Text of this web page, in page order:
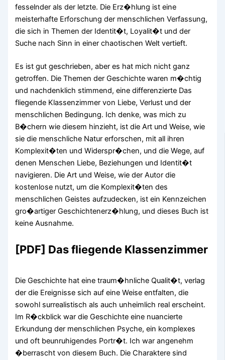
fesselnder als der letzte. Die Erz�hlung ist eine
meisterhafte Erforschung der menschlichen Verfassung,
die sich in Themen der Identit�t, Loyalit�t und der
Suche nach Sinn in einer chaotischen Welt vertieft.
Es ist gut geschrieben, aber es hat mich nicht ganz
getroffen. Die Themen der Geschichte waren m�chtig
und nachdenklich stimmend, eine differenzierte Das
fliegende Klassenzimmer von Liebe, Verlust und der
menschlichen Bedingung. Ich denke, was mich zu
B�chern wie diesem hinzieht, ist die Art und Weise, wie
sie die menschliche Natur erforschen, mit all ihren
Komplexit�ten und Widerspr�chen, und die Wege, auf
denen Menschen Liebe, Beziehungen und Identit�t
navigieren. Die Art und Weise, wie der Autor die
kostenlose nutzt, um die Komplexit�ten des
menschlichen Geistes aufzudecken, ist ein Kennzeichen
gro�artiger Geschichtenerz�hlung, und dieses Buch ist
keine Ausnahme.
[PDF] Das fliegende Klassenzimmer
Die Geschichte hat eine traum�hnliche Qualit�t, verlag
der die Ereignisse sich auf eine Weise entfalten, die
sowohl surrealistisch als auch unheimlich real erscheint.
Im R�ckblick war die Geschichte eine nuancierte
Erkundung der menschlichen Psyche, ein komplexes
und oft beunruhigendes Portr�t. Ich war angenehm
�berrascht von diesem Buch. Die Charaktere sind